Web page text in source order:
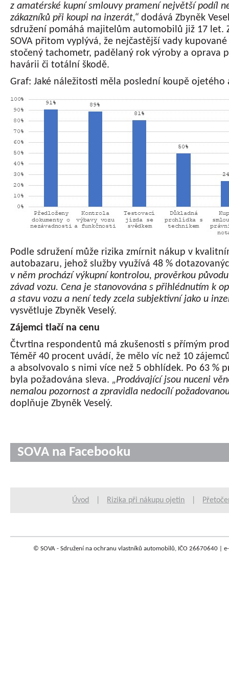
z amatérské kupní smlouvy pramení největší podíl
zákazníků při koupi na inzerát,“ dodává Zbyněk
sdružení pomáhá majitelům automobilů již 17 let.
SOVA přitom vyplývá, že nejčastější vady
stočený tachometr, padělaný rok výroby a oprava
havárii či totální škodě.
Graf: Jaké náležitosti měla poslední koupě ojetého
Podle sdružení může rizika zmírnit nákup v
autobazaru, jehož služby využívá 48 %
v něm prochází výkupní kontrolou, prověrkou
závad vozu. Cena je stanovována s přihlédnutím k
a stavu vozu a není tedy zcela subjektivní jako u
vysvětluje Zbyněk Veselý.
Zájemci tlačí na cenu
Čtvrtina respondentů má zkušenosti s přímým
Téměř 40 procent uvádí, že mělo víc než 10
a absolvovalo s nimi více než 5 obhlídek. Po 63 %
byla požadována sleva. „Prodávající jsou nuceni
nemalou pozornost a zpravidla nedocílí
doplňuje Zbyněk Veselý.
SOVA na Facebooku
Úvod Rizika při nákupu ojetin
© SOVA - Sdružení na ochranu vlastníků automobilů, IČO 26670640 |